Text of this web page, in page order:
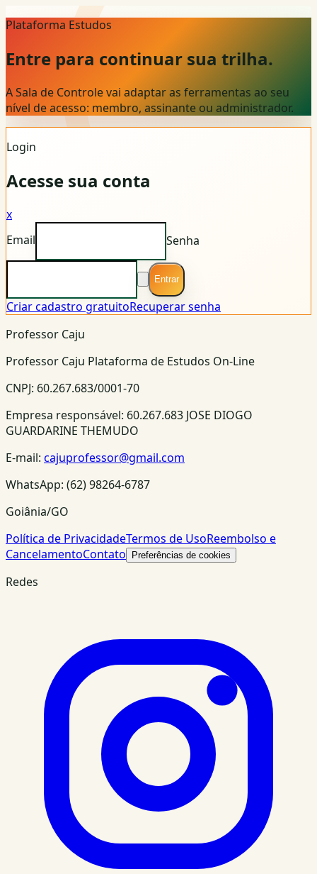
Plataforma Estudos
Entre para continuar sua trilha.
A Sala de Controle vai adaptar as ferramentas ao seu
nível de acesso: membro, assinante ou administrador.
Login
Acesse sua conta
x
Email
Senha
Entrar
Criar cadastro gratuitoRecuperar senha
Professor Caju
Professor Caju Plataforma de Estudos On-Line
CNPJ: 60.267.683/0001-70
Empresa responsável: 60.267.683 JOSE DIOGO
GUARDARINE THEMUDO
E-mail: cajuprofessor@gmail.com
WhatsApp: (62) 98264-6787
Goiânia/GO
Política de PrivacidadeTermos de UsoReembolso e
CancelamentoContato Preferências de cookies
Redes